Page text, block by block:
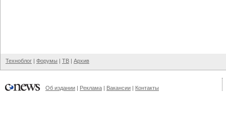
Техноблог | Форумы | ТВ | Архив
Об издании | Реклама | Вакансии | Контакты